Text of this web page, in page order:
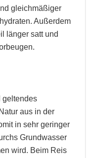
gleichmäßiger
Außerdem
länger satt und
geltendes
aus in der
in sehr geringer
Grundwasser
wird. Beim Reis